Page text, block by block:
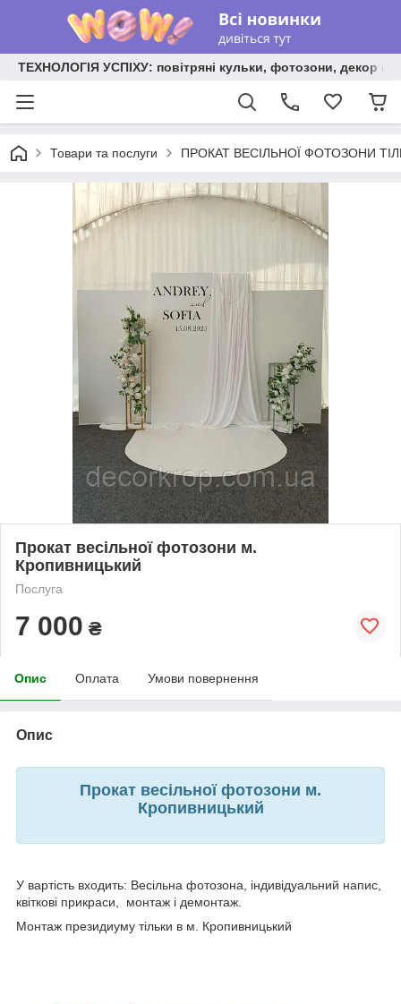
ТЕХНОЛОГІЯ УСПІХУ: повітряні кульки, фотозони, декор на
Товари та послуги ПРОКАТ ВЕСІЛЬНОЇ ФОТОЗОНИ
Прокат весільної фотозони м.
Кропивницький
Послуга
7 000 ₴
Опис Оплата Умови повернення
Опис
Прокат весільної фотозони м.
Кропивницький
У вартість входить: Весільна фотозона, індивідуальний напис,
квіткові прикраси, монтаж і демонтаж.
Монтаж президиуму тільки в м. Кропивницький